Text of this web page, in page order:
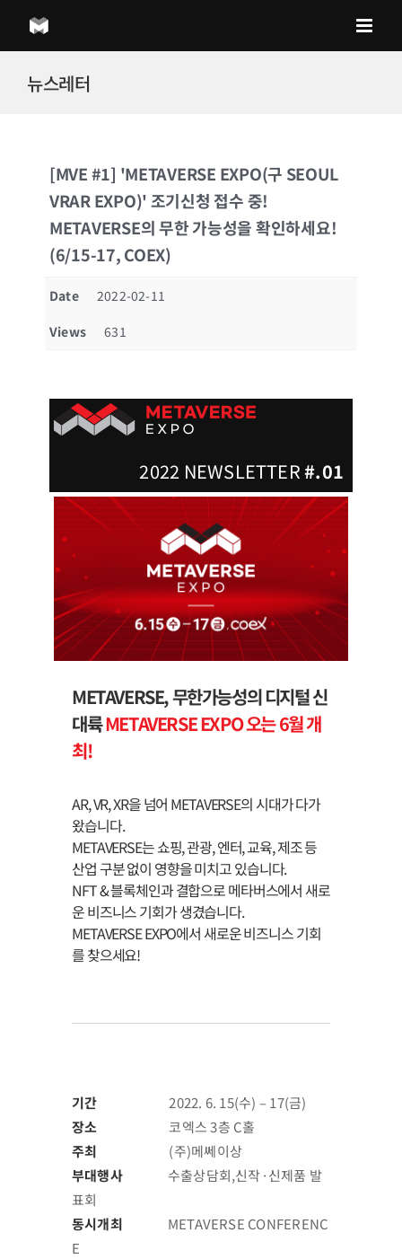
content
뉴스레터
[MVE #1] 'METAVERSE EXPO(구 SEOUL
VRAR EXPO)' 조기신청 접수 중!
METAVERSE의 무한 가능성을 확인하세요!
(6/15-17, COEX)
Date
2022-02-11
Views
631
2022 NEWSLETTER#.01
METAVERSE, 무한가능성의 디지털 신
대륙METAVERSE EXPO 오는 6월 개
최!
AR, VR, XR을 넘어 METAVERSE의 시대가 다가
왔습니다.
METAVERSE는 쇼핑, 관광, 엔터, 교육, 제조 등
산업 구분 없이 영향을 미치고 있습니다.
NFT & 블록체인과 결합으로 메타버스에서 새로
운 비즈니스 기회가 생겼습니다.
METAVERSE EXPO에서 새로운 비즈니스 기회
를 찾으세요!
기간
2022. 6. 15(수) – 17(금)
장소
코엑스 3층 C홀
주최
(주)메쎄이상
부대행사
수출상담회,신작·신제품 발
표회
동시개최
METAVERSE CONFERENC
E